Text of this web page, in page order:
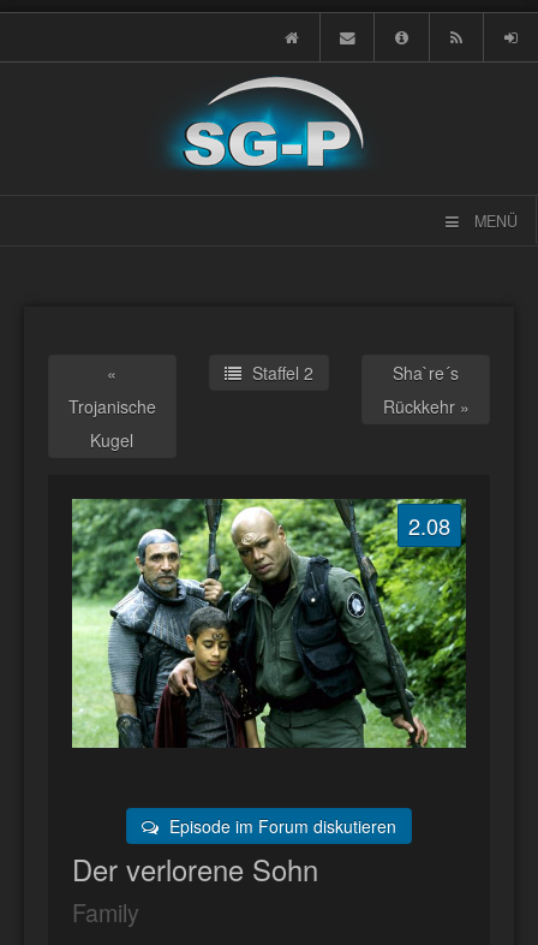
MENÜ
«
Trojanische
Kugel
Staffel 2
Sha`re´s
Rückkehr »
2.08
Episode im Forum diskutieren
Der verlorene Sohn
Family